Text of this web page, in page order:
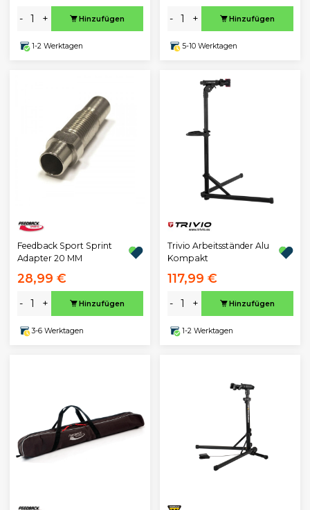
- + Hinzufügen
1-2 Werktagen
- + Hinzufügen
5-10 Werktagen
Feedback Sport Sprint
Adapter 20 MM
28,99 €
- + Hinzufügen
3-6 Werktagen
Trivio Arbeitsständer Alu
Kompakt
117,99 €
- + Hinzufügen
1-2 Werktagen